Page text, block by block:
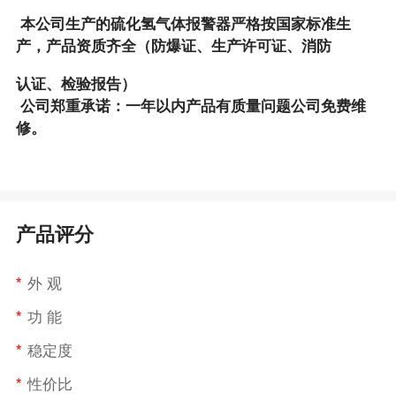
本公司生产的硫化氢气体报警器严格按国家标准生
产，产品资质齐全（防爆证、生产许可证、消防
认证、检验报告）
公司郑重承诺：一年以内产品有质量问题公司免费维
修。
产品评分
* 外 观
* 功 能
* 稳定度
* 性价比